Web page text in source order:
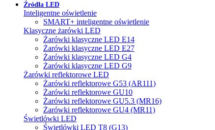
Źródła LED
Inteligentne oświetlenie
SMART+ inteligentne oświetlenie
Klasyczne żarówki LED
Żarówki klasyczne LED E14
Żarówki klasyczne LED E27
Żarówki klasyczne LED G4
Żarówki klasyczne LED G9
Żarówki reflektorowe LED
Żarówki reflektorowe G53 (AR111)
Żarówki reflektorowe GU10
Żarówki reflektorowe GU5.3 (MR16)
Żarówki reflektorowe GU4 (MR11)
Świetlówki LED
Świetlówki LED T8 (G13)